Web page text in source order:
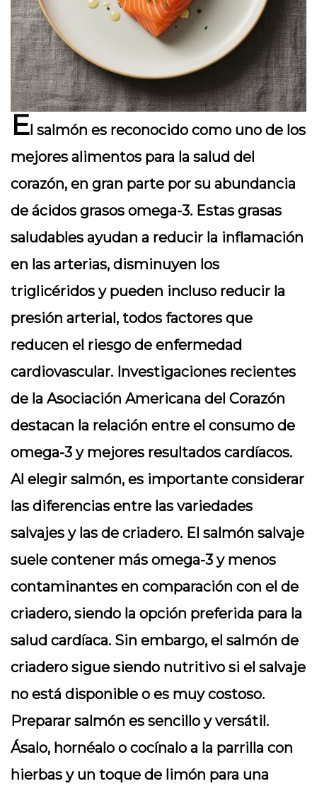
El salmón es reconocido como uno de los
mejores alimentos para la salud del
corazón, en gran parte por su abundancia
de ácidos grasos omega-3. Estas grasas
saludables ayudan a reducir la inflamación
en las arterias, disminuyen los
triglicéridos y pueden incluso reducir la
presión arterial, todos factores que
reducen el riesgo de enfermedad
cardiovascular. Investigaciones recientes
de la Asociación Americana del Corazón
destacan la relación entre el consumo de
omega-3 y mejores resultados cardíacos.
Al elegir salmón, es importante considerar
las diferencias entre las variedades
salvajes y las de criadero. El salmón salvaje
suele contener más omega-3 y menos
contaminantes en comparación con el de
criadero, siendo la opción preferida para la
salud cardíaca. Sin embargo, el salmón de
criadero sigue siendo nutritivo si el salvaje
no está disponible o es muy costoso.
Preparar salmón es sencillo y versátil.
Ásalo, hornéalo o cocínalo a la parrilla con
hierbas y un toque de limón para una